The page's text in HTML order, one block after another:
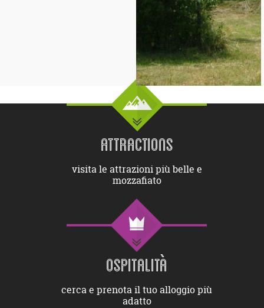
ATTRACTIONS
visita le attrazioni più belle e
mozzafiato
OSPITALITÀ
cerca e prenota il tuo alloggio più
adatto